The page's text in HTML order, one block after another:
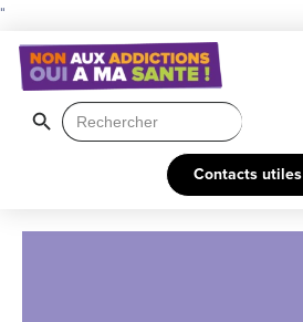
"
Search
for:
Search Button
Contacts utiles